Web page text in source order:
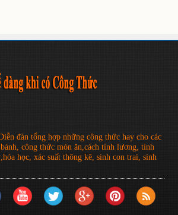
đàn tổng hợp những công thức hay cho các
công thức món ăn,cách tính lương, tình
học, xác suất thông kê, sinh con trai, sinh